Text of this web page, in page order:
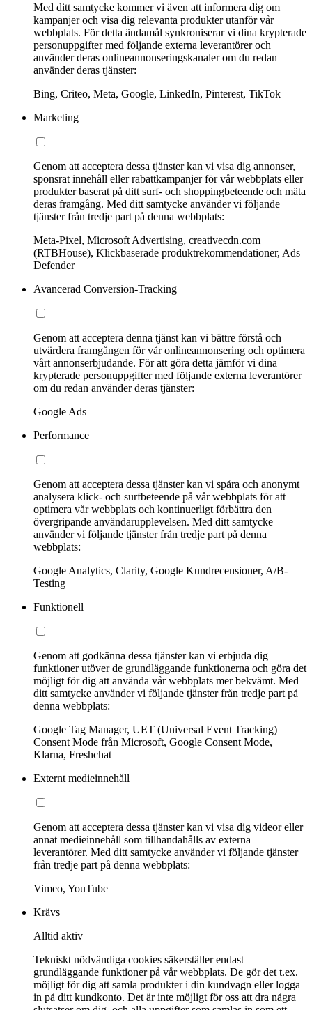
Med ditt samtycke kommer vi även att informera dig om
kampanjer och visa dig relevanta produkter utanför vår
webbplats. För detta ändamål synkroniserar vi dina krypterade
personuppgifter med följande externa leverantörer och
använder deras onlineannonseringskanaler om du redan
använder deras tjänster:
Bing, Criteo, Meta, Google, LinkedIn, Pinterest, TikTok
Marketing
Genom att acceptera dessa tjänster kan vi visa dig annonser,
sponsrat innehåll eller rabattkampanjer för vår webbplats eller
produkter baserat på ditt surf- och shoppingbeteende och mäta
deras framgång. Med ditt samtycke använder vi följande
tjänster från tredje part på denna webbplats:
Meta-Pixel, Microsoft Advertising, creativecdn.com
(RTBHouse), Klickbaserade produktrekommendationer, Ads
Defender
Avancerad Conversion-Tracking
Genom att acceptera denna tjänst kan vi bättre förstå och
utvärdera framgången för vår onlineannonsering och optimera
vårt annonserbjudande. För att göra detta jämför vi dina
krypterade personuppgifter med följande externa leverantörer
om du redan använder deras tjänster:
Google Ads
Performance
Genom att acceptera dessa tjänster kan vi spåra och anonymt
analysera klick- och surfbeteende på vår webbplats för att
optimera vår webbplats och kontinuerligt förbättra den
övergripande användarupplevelsen. Med ditt samtycke
använder vi följande tjänster från tredje part på denna
webbplats:
Google Analytics, Clarity, Google Kundrecensioner, A/B-
Testing
Funktionell
Genom att godkänna dessa tjänster kan vi erbjuda dig
funktioner utöver de grundläggande funktionerna och göra det
möjligt för dig att använda vår webbplats mer bekvämt. Med
ditt samtycke använder vi följande tjänster från tredje part på
denna webbplats:
Google Tag Manager, UET (Universal Event Tracking)
Consent Mode från Microsoft, Google Consent Mode,
Klarna, Freshchat
Externt medieinnehåll
Genom att acceptera dessa tjänster kan vi visa dig videor eller
annat medieinnehåll som tillhandahålls av externa
leverantörer. Med ditt samtycke använder vi följande tjänster
från tredje part på denna webbplats:
Vimeo, YouTube
Krävs
Alltid aktiv
Tekniskt nödvändiga cookies säkerställer endast
grundläggande funktioner på vår webbplats. De gör det t.ex.
möjligt för dig att samla produkter i din kundvagn eller logga
in på ditt kundkonto. Det är inte möjligt för oss att dra några